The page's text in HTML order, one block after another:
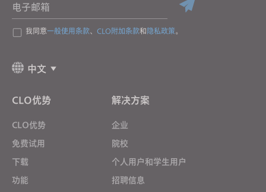
电子邮箱
我同意一般使用条款、 CLO附加条款和 隐私政策。
中文
CLO优势
CLO优势
免费试用
下载
功能
解决方案
企业
院校
个人用户和学生用户
招聘信息